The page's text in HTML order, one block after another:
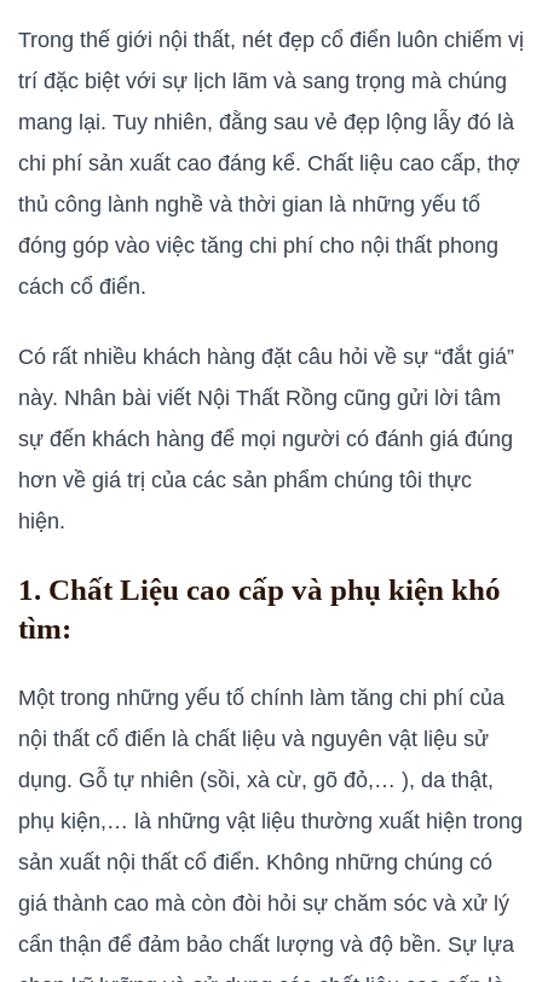
Trong thế giới nội thất, nét đẹp cổ điển luôn chiếm vị
trí đặc biệt với sự lịch lãm và sang trọng mà chúng
mang lại. Tuy nhiên, đằng sau vẻ đẹp lộng lẫy đó là
chi phí sản xuất cao đáng kể. Chất liệu cao cấp, thợ
thủ công lành nghề và thời gian là những yếu tố
đóng góp vào việc tăng chi phí cho nội thất phong
cách cổ điển.
Có rất nhiều khách hàng đặt câu hỏi về sự “đắt giá”
này. Nhân bài viết Nội Thất Rồng cũng gửi lời tâm
sự đến khách hàng để mọi người có đánh giá đúng
hơn về giá trị của các sản phẩm chúng tôi thực
hiện.
1. Chất Liệu cao cấp và phụ kiện khó
tìm:
Một trong những yếu tố chính làm tăng chi phí của
nội thất cổ điển là chất liệu và nguyên vật liệu sử
dụng. Gỗ tự nhiên (sồi, xà cừ, gõ đỏ,… ), da thật,
phụ kiện,… là những vật liệu thường xuất hiện trong
sản xuất nội thất cổ điển. Không những chúng có
giá thành cao mà còn đòi hỏi sự chăm sóc và xử lý
cẩn thận để đảm bảo chất lượng và độ bền. Sự lựa